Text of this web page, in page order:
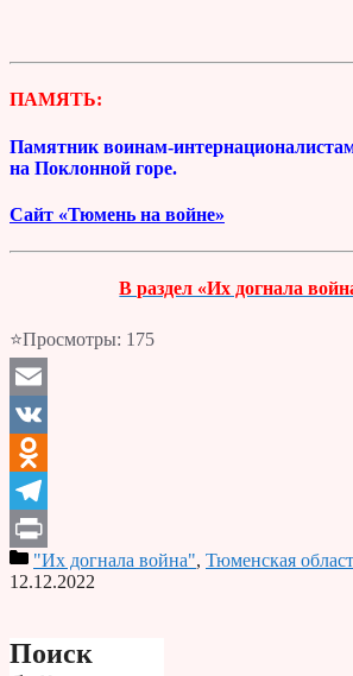
ПАМЯТЬ:
Памятник воинам-
на Поклонной горе.
Сайт «Тюмень на войне»
В раздел «Их догнала
⭐Просмотры: 175
Email
VK
Odnoklassniki
Telegram
Print"Их догнала война", Тюменская
12.12.2022
Поиск